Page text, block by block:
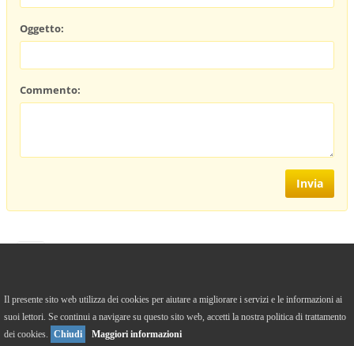
Oggetto:
Commento:
Il presente sito web utilizza dei cookies per aiutare a migliorare i servizi e le informazioni ai
suoi lettori. Se continui a navigare su questo sito web, accetti la nostra politica di trattamento
dei cookies. Chiudi Maggiori informazioni
Versione Desktop